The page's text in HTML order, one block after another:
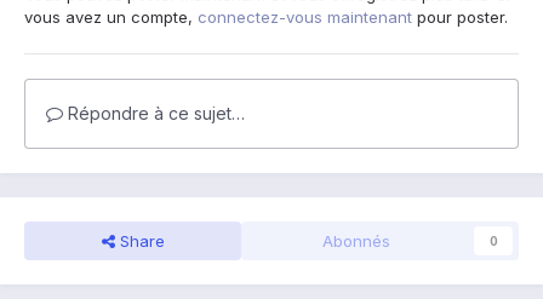
vous avez un compte, connectez-vous maintenant pour poster.
Répondre à ce sujet…
Share Abonnés 0